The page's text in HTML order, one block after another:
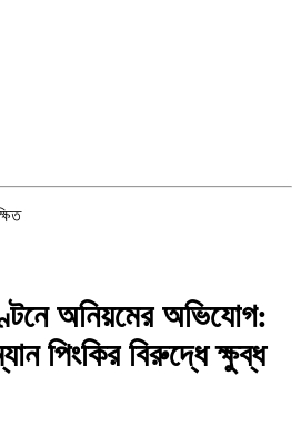
অনিয়মের অভিযোগ:
পিংকির বিরুদ্ধে ক্ষুব্ধ